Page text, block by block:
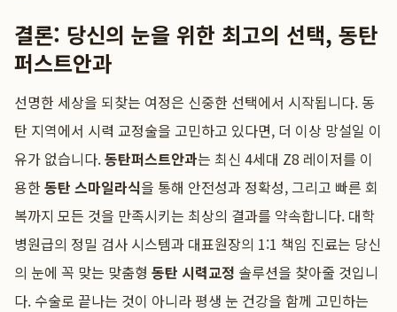
결론: 당신의 눈을 위한 최고의 선택, 동탄
퍼스트안과
선명한 세상을 되찾는 여정은 신중한 선택에서 시작됩니다. 동
탄 지역에서 시력 교정술을 고민하고 있다면, 더 이상 망설일 이
유가 없습니다.동탄퍼스트안과는 최신 4세대 Z8 레이저를 이
용한동탄 스마일라식을 통해 안전성과 정확성, 그리고 빠른 회
복까지 모든 것을 만족시키는 최상의 결과를 약속합니다. 대학
병원급의 정밀 검사 시스템과 대표원장의 1:1 책임 진료는 당신
의 눈에 꼭 맞는 맞춤형 동탄 시력교정 솔루션을 찾아줄 것입니
다. 수술로 끝나는 것이 아니라 평생 눈 건강을 함께 고민하는